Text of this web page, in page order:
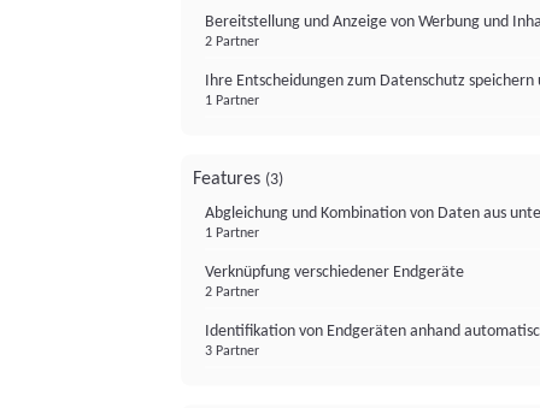
Bereitstellung und Anzeige von Werbung und
2 Partner
Ihre Entscheidungen zum Datenschutz
1 Partner
Features (3)
Abgleichung und Kombination von Daten aus
1 Partner
Verknüpfung verschiedener Endgeräte
2 Partner
Identifikation von Endgeräten anhand
3 Partner